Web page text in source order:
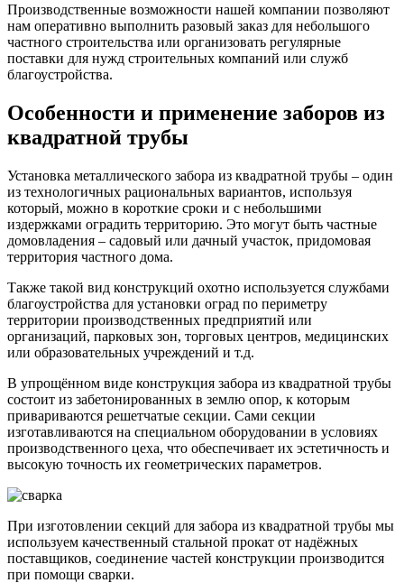
Производственные возможности нашей компании позволяют
нам оперативно выполнить разовый заказ для небольшого
частного строительства или организовать регулярные
поставки для нужд строительных компаний или служб
благоустройства.
Особенности и применение заборов из
квадратной трубы
Установка металлического забора из квадратной трубы – один
из технологичных рациональных вариантов, используя
который, можно в короткие сроки и с небольшими
издержками оградить территорию. Это могут быть частные
домовладения – садовый или дачный участок, придомовая
территория частного дома.
Также такой вид конструкций охотно используется службами
благоустройства для установки оград по периметру
территории производственных предприятий или
организаций, парковых зон, торговых центров, медицинских
или образовательных учреждений и т.д.
В упрощённом виде конструкция забора из квадратной трубы
состоит из забетонированных в землю опор, к которым
привариваются решетчатые секции. Сами секции
изготавливаются на специальном оборудовании в условиях
производственного цеха, что обеспечивает их эстетичность и
высокую точность их геометрических параметров.
При изготовлении секций для забора из квадратной трубы мы
используем качественный стальной прокат от надёжных
поставщиков, соединение частей конструкции производится
при помощи сварки.